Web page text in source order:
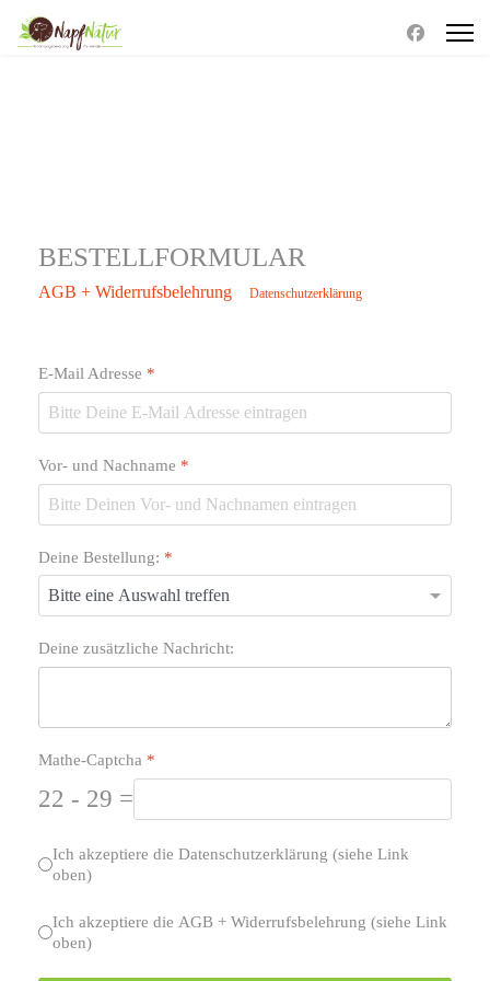
BESTELLFORMULAR
AGB + Widerrufsbelehrung Datenschutzerklärung
E-Mail Adresse *
Vor- und Nachname *
Deine Bestellung: *
Deine zusätzliche Nachricht:
Mathe-Captcha *
22 - 29 =
Radio Schaltflächen*
Ich akzeptiere die Datenschutzerklärung (siehe Link
oben)
Radio Schaltflächen*
Ich akzeptiere die AGB + Widerrufsbelehrung (siehe Link
oben)